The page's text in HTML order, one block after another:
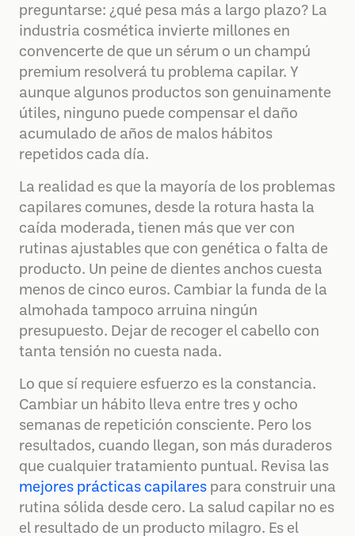
preguntarse: ¿qué pesa más a largo plazo? La
industria cosmética invierte millones en
convencerte de que un sérum o un champú
premium resolverá tu problema capilar. Y
aunque algunos productos son genuinamente
útiles, ninguno puede compensar el daño
acumulado de años de malos hábitos
repetidos cada día.
La realidad es que la mayoría de los problemas
capilares comunes, desde la rotura hasta la
caída moderada, tienen más que ver con
rutinas ajustables que con genética o falta de
producto. Un peine de dientes anchos cuesta
menos de cinco euros. Cambiar la funda de la
almohada tampoco arruina ningún
presupuesto. Dejar de recoger el cabello con
tanta tensión no cuesta nada.
Lo que sí requiere esfuerzo es la constancia.
Cambiar un hábito lleva entre tres y ocho
semanas de repetición consciente. Pero los
resultados, cuando llegan, son más duraderos
que cualquier tratamiento puntual. Revisa las
mejores prácticas capilares para construir una
rutina sólida desde cero. La salud capilar no es
el resultado de un producto milagro. Es el